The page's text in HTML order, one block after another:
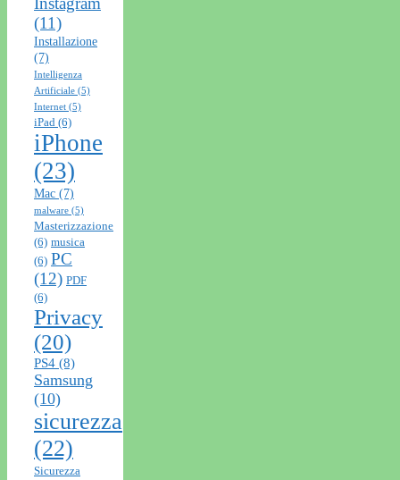
(11)
Installazione
(7)
Intelligenza
Artificiale (5)
Internet (5)
iPad (6)
iPhone
(23)
Mac (7)
malware (5)
Masterizzazione
(6) musica
(6) PC
(12) PDF
(6)
Privacy
(20)
PS4 (8)
Samsung
(10)
sicurezza
(22)
Sicurezza